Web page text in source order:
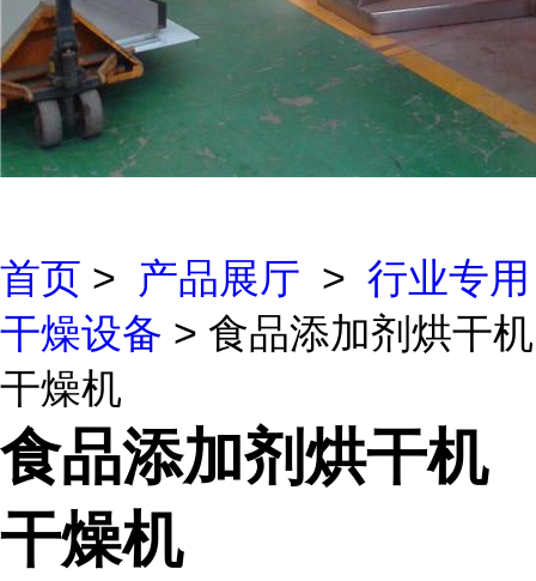
首页 > 产品展厅 > 行业专用
干燥设备 > 食品添加剂烘干机
干燥机
食品添加剂烘干机
干燥机